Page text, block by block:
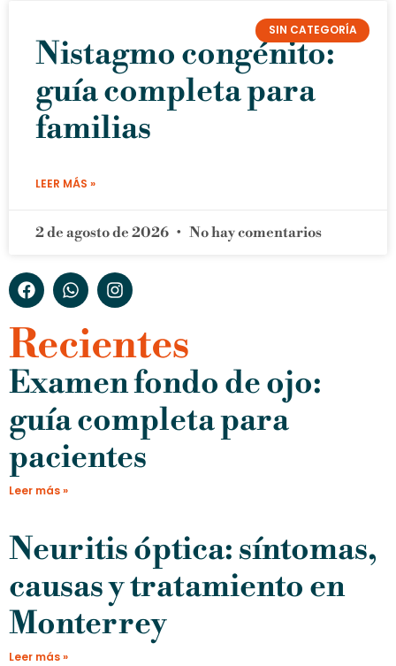
SIN CATEGORÍA
Nistagmo congénito:
guía completa para
familias
LEER MÁS »
2 de agosto de 2026 No hay comentarios
Recientes
Examen fondo de ojo:
guía completa para
pacientes
Leer más »
Neuritis óptica: síntomas,
causas y tratamiento en
Monterrey
Leer más »